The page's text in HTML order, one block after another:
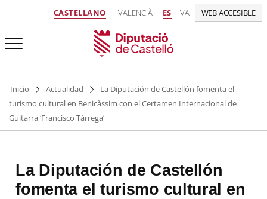
CASTELLANO VALENCIÀ ES VA WEB ACCESIBLE
Inicio Actualidad
La Diputación de Castellón fomenta el
turismo cultural en Benicàssim con el Certamen Internacional de
Guitarra ‘Francisco Tárrega’
La Diputación de Castellón
fomenta el turismo cultural en